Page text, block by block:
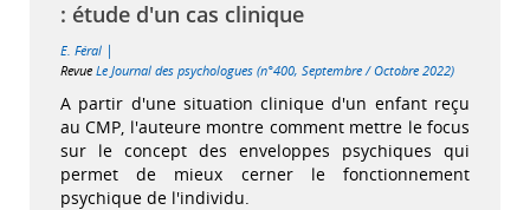
: étude d'un cas clinique
E. Féral |
Revue Le Journal des psychologues (n°400, Septembre / Octobre 2022)
A partir d'une situation clinique d'un enfant reçu
au CMP, l'auteure montre comment mettre le focus
sur le concept des enveloppes psychiques qui
permet de mieux cerner le fonctionnement
psychique de l'individu.